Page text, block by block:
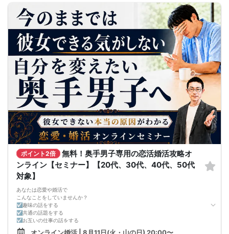
今回はセミナー形式ではなく、1対1の個別相談です。
周囲を気にせず、ご自身の状況や悩みに合わせてお話しいただけます。
もちろん、無理な勧誘や営業を目的としたものではありません。
「35歳までに結婚したい」
「今の婚活の方向性が合っているのか知りたい」
「男性目線のアドバイスを聞いてみたい」
そんな方はぜひお気軽にご参加ください。
■事前準備
□身分証
□トーク中にメモが取れるノート等
□Zoomアプリのダウンロード
□Google Meetアプリのダウンロード
イベント受付開始までに、Zoomアプリ、Google Meetアプリのダウンロードお願
いいたします。
イベントによりZoomまたはGoogle Meetいずれかで行います。
＜PC環境＞ OS・ブラウザは最新仕様にアップデートした上でのご利用を推奨
＜モバイル環境＞OSは最新仕様にアップデートした上でのご利用を推奨
■オンラインセミナーの流れ
イベント開始15分前より、登録メールアドレスに送信された専用会議コードより
ご入室いただけます。
※受付にて下記を確認いたしますのでご用意下さい。
・身分証明書(カメラでご提示)
【当日の流れ】
①自己紹介・アイスブレイク
②現在の状況のヒアリング
③具体的な改善策の提示
④まとめ
【キャンセル規定】
●異性とのコミュニケーションのポイントが理解できる
●好きになった女性との関係を続けられるようになる
まずは、異性が求めていることを理解し、
それを提供できる自分自身に変化していくことにより、
はじめて自分が好きな異性が自分を好きになってくれるようになり、
恋愛婚活が上手くいくようになります。
改善
異性が求めていることを理解し、
それを自然に伝えられる自分に変わることで、
好きな女性から選ばれるようになります。
婚活戦略セミナーでは、恋愛や婚活で悩む男性が
短期間で変化と成果を実感できる方法をお伝えします。
【注意事項】
・セミナー中はカメラをオン（お顔を出して）での受講をお願いします。
（屋外、車内からのご参加や、途中入室、退出はご遠慮下さい。）
【キャンセル規定】
セミナー準備の都合上、当日無断キャンセルの場合は、3,000円のキャンセル料を
お支払いいただきます。
ポイント2倍
無料！奥手男子専用の恋活婚活攻略オ
ンライン【セミナー】【20代、30代、40代、50代
対象】
あなたは恋愛や婚活で
こんなことをしていませんか？
☑趣味の話をする
☑共通の話題をする
☑お互いの仕事の話をする
☑家族や将来について話をする